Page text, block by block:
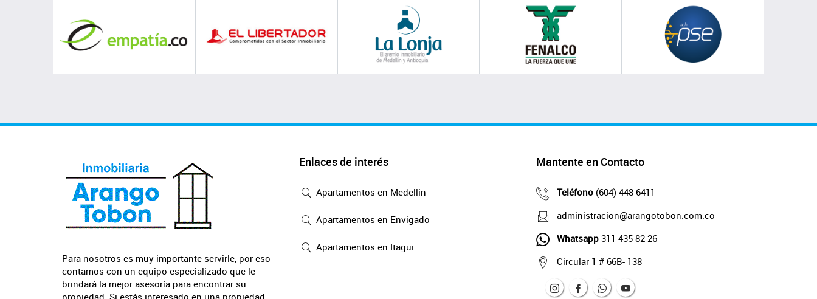
Para nosotros es muy importante servirle, por eso
contamos con un equipo especializado que le
brindará la mejor asesoría para encontrar su
propiedad. Si estás interesado en una propiedad
Enlaces de interés
Apartamentos en Medellin
Apartamentos en Envigado
Apartamentos en Itagui
Mantente en Contacto
Teléfono (604) 448 6411
administracion@arangotobon.com.co
Whatsapp 311 435 82 26
Circular 1 # 66B- 138